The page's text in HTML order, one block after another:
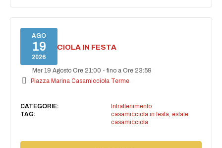
AGO
19
2026
CASAMICCIOLA IN FESTA
Mer 19 Agosto Ore 21:00 -fino a Ore 23:59
Piazza Marina Casamicciola Terme
CATEGORIE:
Intrattenimento
TAG:
casamicciola in festa, estate
casamicciola